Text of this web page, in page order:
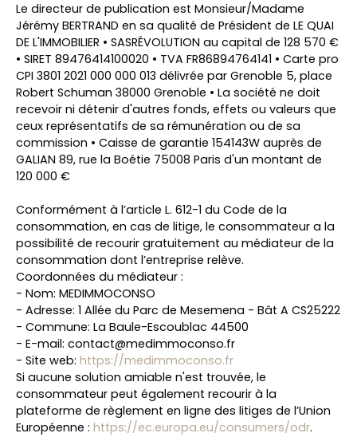
Le directeur de publication est Monsieur/Madame
Jérémy BERTRAND en sa qualité de Président de LE QUAI
DE L'IMMOBILIER • SASRÉVOLUTION au capital de 128 570 €
• SIRET 89476414100020 • TVA FR86894764141 • Carte pro
CPI 3801 2021 000 000 013 délivrée par Grenoble 5, place
Robert Schuman 38000 Grenoble • La société ne doit
recevoir ni détenir d'autres fonds, effets ou valeurs que
ceux représentatifs de sa rémunération ou de sa
commission • Caisse de garantie 154143W auprès de
GALIAN 89, rue la Boétie 75008 Paris d'un montant de
120 000 €
Conformément à l’article L. 612-1 du Code de la
consommation, en cas de litige, le consommateur a la
possibilité de recourir gratuitement au médiateur de la
consommation dont l’entreprise relève.
Coordonnées du médiateur :
- Nom: MEDIMMOCONSO
- Adresse: 1 Allée du Parc de Mesemena - Bât A CS25222
- Commune: La Baule-Escoublac 44500
- E-mail: contact@medimmoconso.fr
- Site web: https://medimmoconso.fr
Si aucune solution amiable n'est trouvée, le
consommateur peut également recourir à la
plateforme de règlement en ligne des litiges de l’Union
Européenne : https://ec.europa.eu/consumers/odr.